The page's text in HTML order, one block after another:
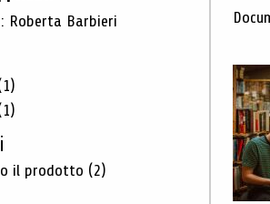
Roberta Barbieri
il prodotto (2)